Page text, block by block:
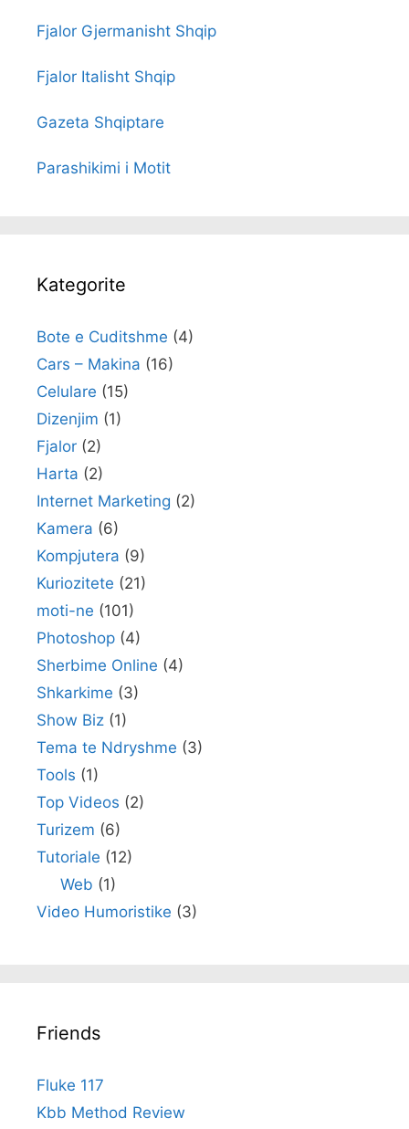
Fjalor Gjermanisht Shqip
Fjalor Italisht Shqip
Gazeta Shqiptare
Parashikimi i Motit
Kategorite
Bote e Cuditshme (4)
Cars – Makina (16)
Celulare (15)
Dizenjim (1)
Fjalor (2)
Harta (2)
Internet Marketing (2)
Kamera (6)
Kompjutera (9)
Kuriozitete (21)
moti-ne (101)
Photoshop (4)
Sherbime Online (4)
Shkarkime (3)
Show Biz (1)
Tema te Ndryshme (3)
Tools (1)
Top Videos (2)
Turizem (6)
Tutoriale (12)
Web (1)
Video Humoristike (3)
Friends
Fluke 117
Kbb Method Review